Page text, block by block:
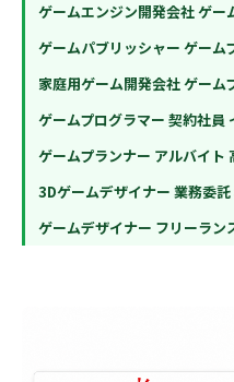
ゲームエンジン開発会社 ゲー
ゲームパブリッシャー ゲーム
家庭用ゲーム開発会社 ゲーム
ゲームプログラマー 契約社員
ゲームプランナー アルバイト
3Dゲームデザイナー 業務委
ゲームデザイナー フリーラン